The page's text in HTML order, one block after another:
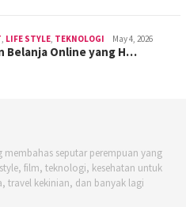
, LIFE STYLE, TEKNOLOGI May 4, 2026
Belanja Online yang H…
membahas seputar perempuan yang
film, teknologi, kesehatan untuk
travel kekinian, dan banyak lagi